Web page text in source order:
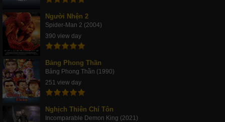
Người Nhện 2
Spider-Man 2 (2004)
390 view day
Bảng Phong Thần
Bảng Phong Thần (1990)
251 view day
Nghịch Thiên Chí Tôn
Incomparable Demon King (2021)